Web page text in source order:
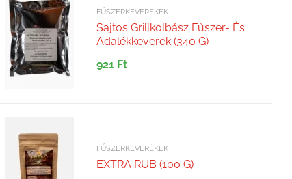
FŰSZERKEVERÉKEK
Sajtos Grillkolbász Fűszer- És
Adalékkeverék (340 G)
921 Ft
FŰSZERKEVERÉKEK
EXTRA RUB (100 G)